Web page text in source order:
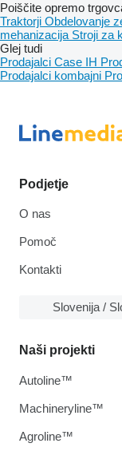
Poiščite opremo
Traktorji Obdelovanje
mehanizacija Stroji za
Glej tudi
Prodajalci Case IH
Prodajalci kombajni
Podjetje
O nas
Pomoč
Kontakti
Slovenija /
Naši projekti
Autoline™
Machineryline™
Agroline™